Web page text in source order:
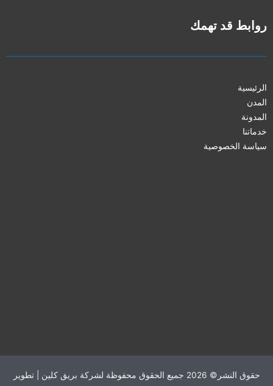
روابط قد تهمك
الرئيسية
المدن
المدونة
خدماتنا
سياسة الخصوصية
حقوق النشر© 2026 جميع الحقوق محفوظة لشركة بريق كلين | تطوير